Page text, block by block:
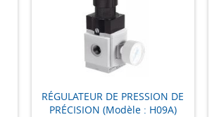
RÉGULATEUR DE PRESSION DE
PRÉCISION (Modèle : H09A)